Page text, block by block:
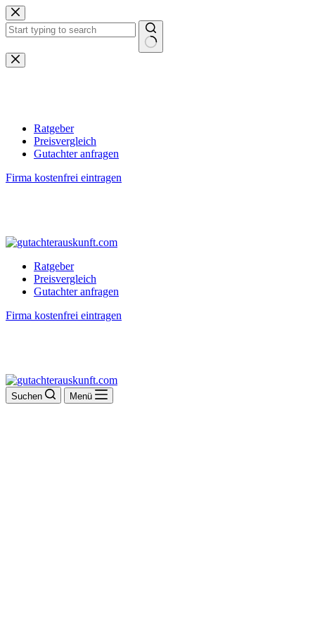
Zum
Inhalt
springen
Keine
Ergebnisse
Ratgeber
Preisvergleich
Gutachter anfragen
Firma kostenfrei eintragen
Ratgeber
Preisvergleich
Gutachter anfragen
Firma kostenfrei eintragen
Suchen Menü